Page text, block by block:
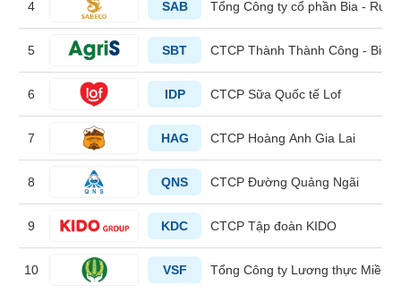
Tâm
lý
thị
4 SAB Tổng Công ty cổ phần Bia -
5 SBT CTCP Thành Thành Công - Biên
6 IDP CTCP Sữa Quốc tế Lof
7 HAG CTCP Hoàng Anh Gia Lai
8 QNS CTCP Đường Quảng Ngãi
9 KDC CTCP Tập đoàn KIDO
10 VSF Tổng Công ty Lương thực Miền
DÙNG
KHÔNG
THIẾT
YẾU
TIÊU
DÙNG